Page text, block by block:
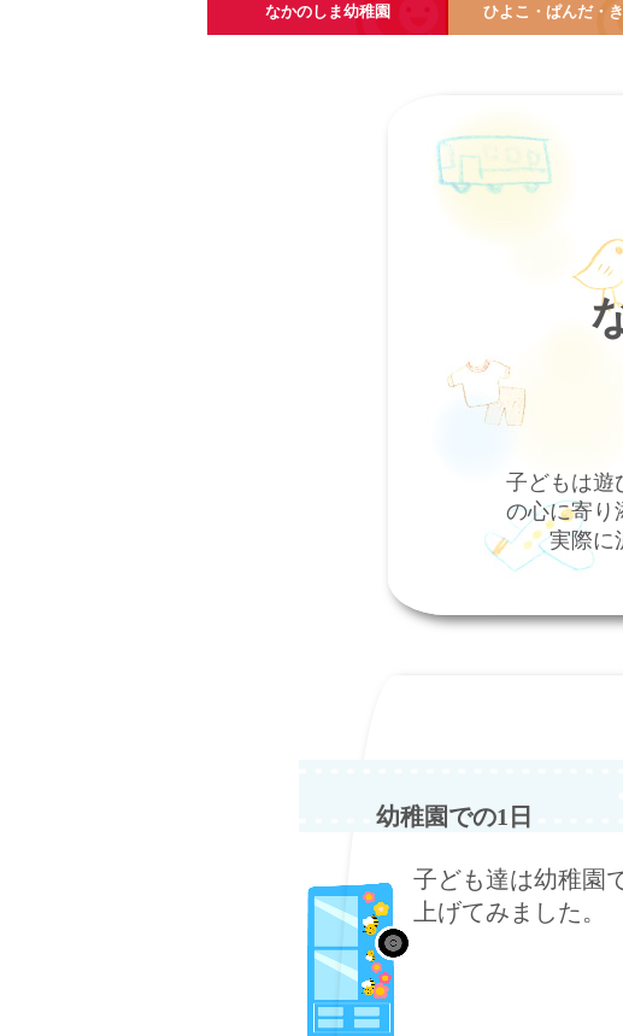
なかのしま幼稚園 ひよこ・ぱんだ・
子どもは遊
の心に寄り
実際に
幼稚園での1日
子ども達は幼稚園
上げてみました。